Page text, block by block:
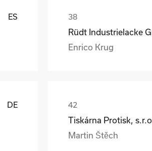
ES
Enrico Krug
DE
Tiskárna Protisk, s.r.o.
Martin Štěch